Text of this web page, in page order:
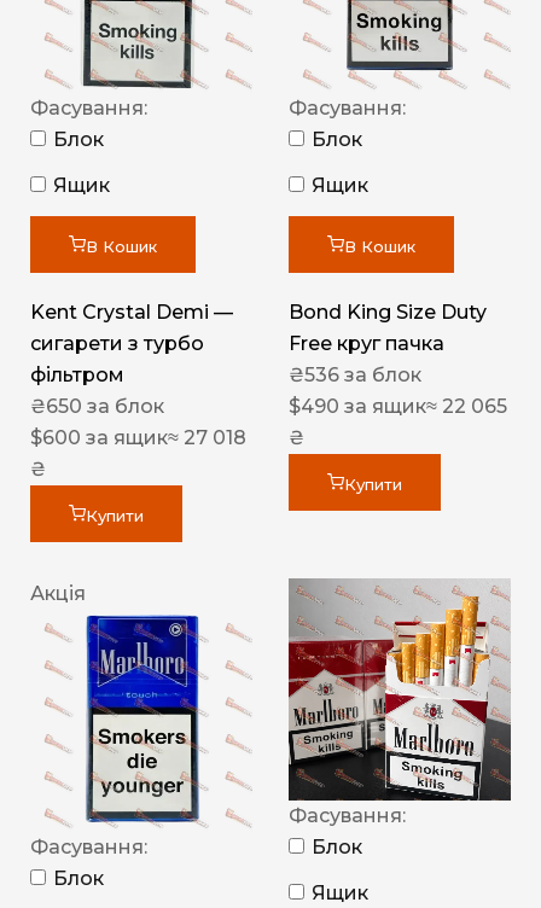
Фасування:
Блок
Ящик
В Кошик
Kent Crystal Demi —
сигарети з турбо
фільтром
₴650 за блок
$600 за ящик≈ 27 018
₴
Купити
Фасування:
Блок
Ящик
В Кошик
Bond King Size Duty
Free круг пачка
₴536 за блок
$490 за ящик≈ 22 065
₴
Купити
Акція
Фасування:
Блок
Фасування:
Блок
Ящик